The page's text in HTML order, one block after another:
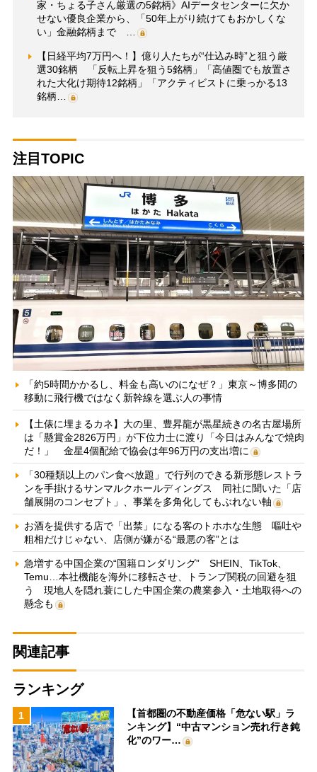
家・ちょる子さん厳選の5銘柄》AIデータセンターに欠か
せない優良企業から、「50年上がり続けてもおかしくな
い」金融銘柄まで …
【日経平均7万円へ！】億り人たちが“仕込み時”と狙う厳
選30銘柄 「反転上昇を狙う5銘柄」「高値圏でも放置さ
れた大化け期待12銘柄」「アクティビストに乗っかる13
銘柄…
注目TOPIC
「約5時間かかるし、料金も高いのになぜ？」東京～博多間の
移動に飛行機ではなく新幹線を選ぶ人の事情
【土俵に埋まるカネ】大の里、豊昇龍が黒星続きの名古屋場所
は「懸賞金2826万円」が下位力士に渡り「今日はみんなで焼肉
だ！」 金星4個配給で協会は年96万円の支出増に
「30種類以上のパン食べ放題」で行列のできる新形態レストラ
ンを手掛けるサンマルクホールディングス 同社に聞いた「店
舗展開のコンセプト」、事業を多角化してもぶれない軸
お酒を提供する店で「出禁」になる客のトホホな生態 嘔吐や
粗相だけじゃない、店側が嫌がる“最悪の客”とは
急増する中国企業の“国籍ロンダリング” SHEIN、TikTok、
Temu…本社機能を海外に移転させ、トランプ関税の回避を狙
う 現地人を隠れ蓑にした中国企業の農業参入・土地取得への
懸念も
関連記事
ランキング
1
【首都圏の不動産価格「危ない駅」ラ
ンキング】“中古マンション売れ行き鈍
化”のワー…